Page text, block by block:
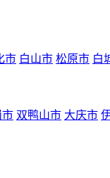
市 白山市 松原市 白
市 双鸭山市 大庆市